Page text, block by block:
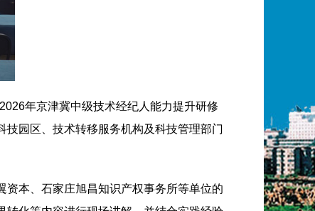
年京津冀中级技术经纪人能力提升研修
园区、技术转移服务机构及科技管理部门
本、石家庄旭昌知识产权事务所等单位的